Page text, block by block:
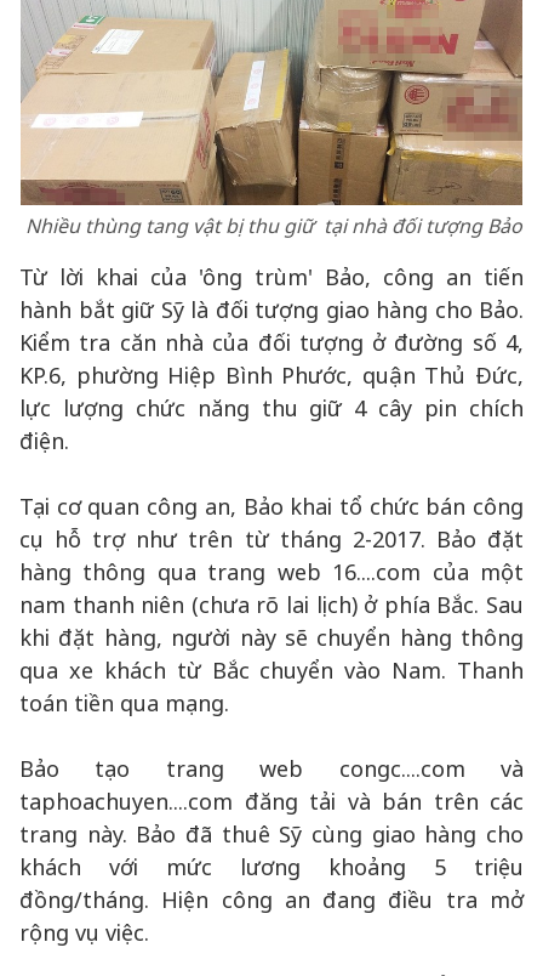
Nhiều thùng tang vật bị thu giữ tại nhà đối tượng Bảo
Từ lời khai của 'ông trùm' Bảo, công an tiến
hành bắt giữ Sỹ là đối tượng giao hàng cho Bảo.
Kiểm tra căn nhà của đối tượng ở đường số 4,
KP.6, phường Hiệp Bình Phước, quận Thủ Đức,
lực lượng chức năng thu giữ 4 cây pin chích
điện.
Tại cơ quan công an, Bảo khai tổ chức bán công
cụ hỗ trợ như trên từ tháng 2-2017. Bảo đặt
hàng thông qua trang web 16....com của một
nam thanh niên (chưa rõ lai lịch) ở phía Bắc. Sau
khi đặt hàng, người này sẽ chuyển hàng thông
qua xe khách từ Bắc chuyển vào Nam. Thanh
toán tiền qua mạng.
Bảo tạo trang web congc....com và
taphoachuyen....com đăng tải và bán trên các
trang này. Bảo đã thuê Sỹ cùng giao hàng cho
khách với mức lương khoảng 5 triệu
đồng/tháng. Hiện công an đang điều tra mở
rộng vụ việc.